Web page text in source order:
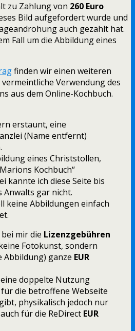
zu Zahlung von 260 Euro
Bild aufgefordert wurde und
auch gezahlt hat.
Fall um die Abbildung eines
finden wir einen weiteren
Verwendung des
aus dem Online-Kochbuch.
erstaunt, eine
(Name entfernt)
eines Christstollen,
Kochbuch“
kannte ich diese Seite bis
Anwalts gar nicht.
keine Abbildungen einfach
mir die Lizenzgebühren
Fotokunst, sondern
Abbildung) ganze EUR
doppelte Nutzung
die betroffene Webseite
physikalisch jedoch nur
für die ReDirect EUR